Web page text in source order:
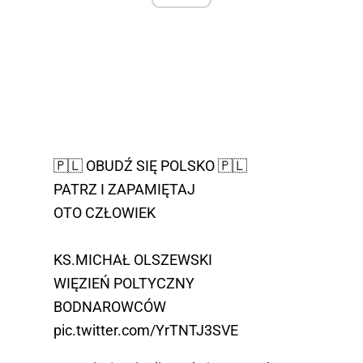
🇵🇱 OBUDŹ SIĘ POLSKO 🇵🇱
PATRZ I ZAPAMIĘTAJ
OTO CZŁOWIEK
KS.MICHAŁ OLSZEWSKI
WIĘZIEŃ POLTYCZNY
BODNAROWCÓW
pic.twitter.com/YrTNTJ3SVE